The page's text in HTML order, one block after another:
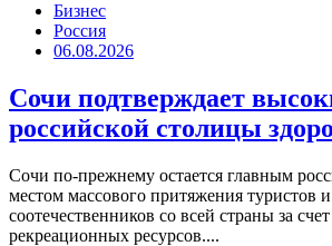
Бизнес
Россия
06.08.2026
Сочи подтверждает
российской столицы
Сочи по-прежнему остается главным
местом массового притяжения туристов
соотечественников со всей страны за
рекреационных ресурсов....